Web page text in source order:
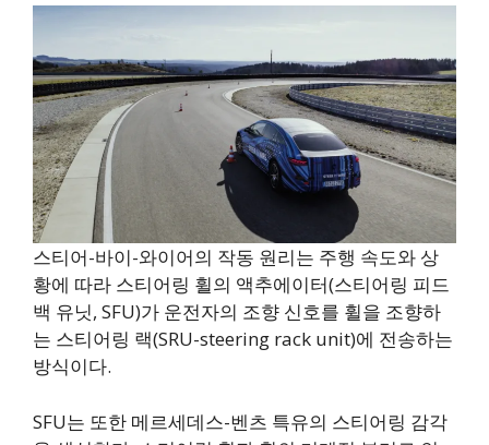
스티어-바이-와이어의 작동 원리는 주행 속도와 상
황에 따라 스티어링 휠의 액추에이터(스티어링 피드
백 유닛, SFU)가 운전자의 조향 신호를 휠을 조향하
는 스티어링 랙(SRU-steering rack unit)에 전송하는
방식이다.
SFU는 또한 메르세데스-벤츠 특유의 스티어링 감각